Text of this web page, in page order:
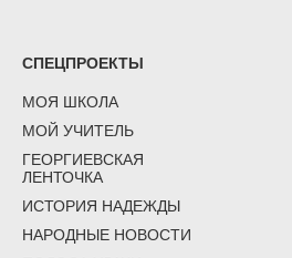
СПЕЦПРОЕКТЫ
МОЯ ШКОЛА
МОЙ УЧИТЕЛЬ
ГЕОРГИЕВСКАЯ
ЛЕНТОЧКА
ИСТОРИЯ НАДЕЖДЫ
НАРОДНЫЕ НОВОСТИ